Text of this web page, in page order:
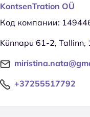
KontsenTration OÜ
Код компании:
Künnapu 61-2,
+37255517792